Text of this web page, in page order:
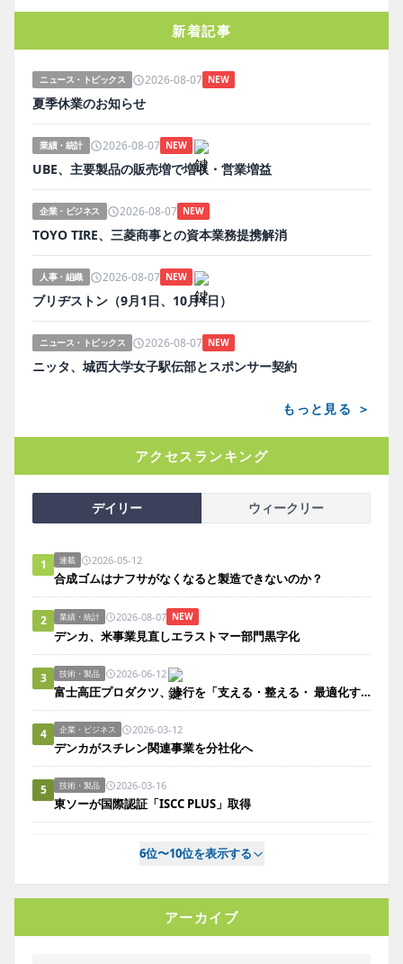
新着記事
ニュース・トピックス 2026-08-07 NEW
夏季休業のお知らせ
業績・統計 2026-08-07 NEW
UBE、主要製品の販売増で増収・営業増益
企業・ビジネス 2026-08-07 NEW
TOYO TIRE、三菱商事との資本業務提携解消
人事・組織 2026-08-07 NEW
ブリヂストン（9月1日、10月1日）
ニュース・トピックス 2026-08-07 NEW
ニッタ、城西大学女子駅伝部とスポンサー契約
もっと見る ＞
アクセスランキング
デイリー ウィークリー
1 連載 2026-05-12
合成ゴムはナフサがなくなると製造できないのか？
2 業績・統計 2026-08-07 NEW
デンカ、米事業見直しエラストマー部門黒字化
3 技術・製品 2026-06-12
富士高圧プロダクツ、歩行を「支える・整える・ 最適化する」サンダル
4 企業・ビジネス 2026-03-12
デンカがスチレン関連事業を分社化へ
5 技術・製品 2026-03-16
東ソーが国際認証「ISCC PLUS」取得
6位〜10位を表示する
アーカイブ